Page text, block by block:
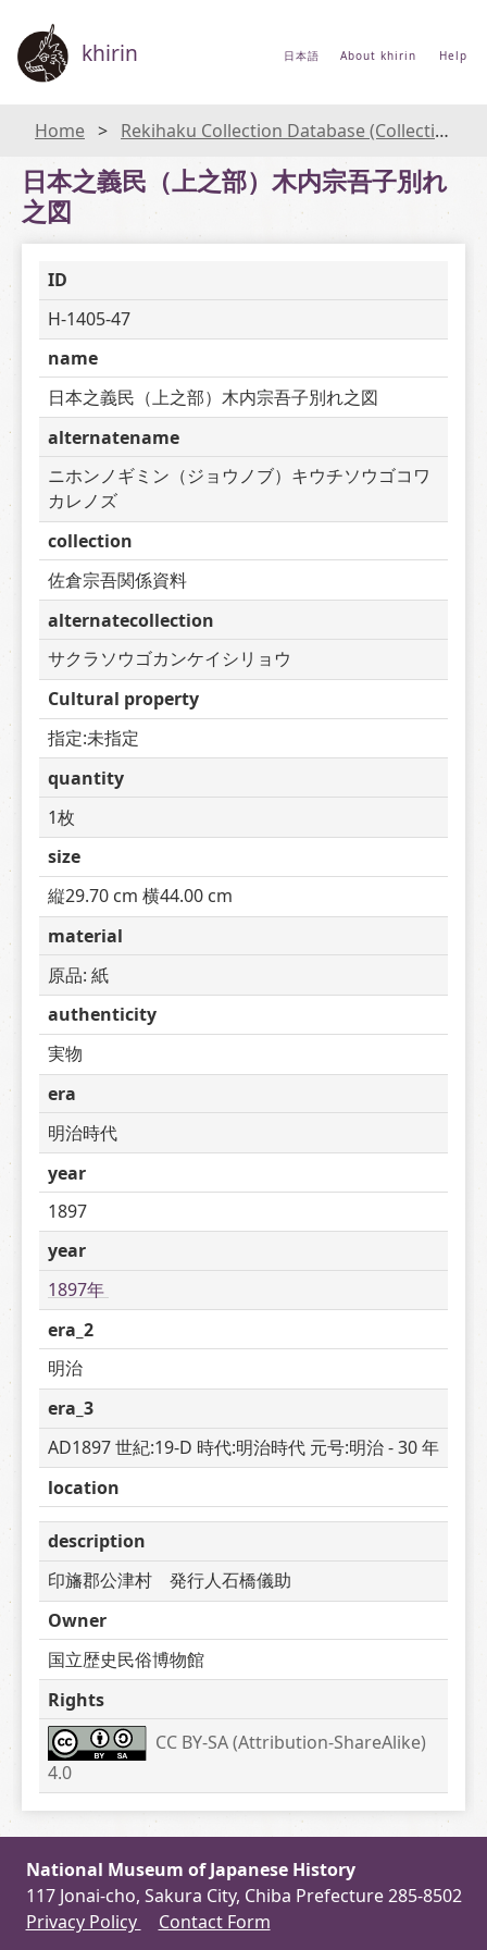
khirin 日本語 About khirin Help
Home Rekihaku Collection Database (Collections Database of the National Museum of Japanese History)
日本之義民（上之部）木内宗吾子別れ
之図
ID
H-1405-47
name
日本之義民（上之部）木内宗吾子別れ之図
alternatename
ニホンノギミン（ジョウノブ）キウチソウゴコワ
カレノズ
collection
佐倉宗吾関係資料
alternatecollection
サクラソウゴカンケイシリョウ
Cultural property
指定:未指定
quantity
1枚
size
縦29.70 cm 横44.00 cm
material
原品: 紙
authenticity
実物
era
明治時代
year
1897
year
1897年
era_2
明治
era_3
AD1897 世紀:19-D 時代:明治時代 元号:明治 - 30 年
location
description
印旛郡公津村　発行人石橋儀助
Owner
国立歴史民俗博物館
Rights
CC BY-SA (Attribution-ShareAlike)
4.0
National Museum of Japanese History
117 Jonai-cho, Sakura City, Chiba Prefecture 285-8502
Privacy Policy
Contact Form